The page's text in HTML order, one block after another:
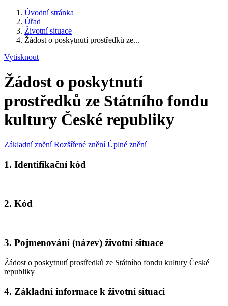
Úvodní stránka
Úřad
Životní situace
Žádost o poskytnutí prostředků ze...
Vytisknout
Žádost o poskytnutí
prostředků ze Státního fondu
kultury České republiky
Základní znění Rozšířené znění Úplné znění
1. Identifikační kód
2. Kód
3. Pojmenování (název) životní situace
Žádost o poskytnutí prostředků ze Státního fondu kultury České
republiky
4. Základní informace k životní situaci